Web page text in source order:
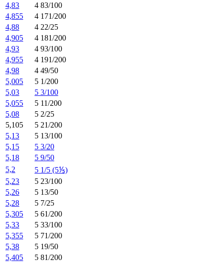
4,83
4 83/100
4,855
4 171/200
4,88
4 22/25
4,905
4 181/200
4,93
4 93/100
4,955
4 191/200
4,98
4 49/50
5,005
5 1/200
5,03
5 3/100
5,055
5 11/200
5,08
5 2/25
5,105
5 21/200
5,13
5 13/100
5,15
5 3/20
5,18
5 9/50
5,2
5 1/5 (5⅕)
5,23
5 23/100
5,26
5 13/50
5,28
5 7/25
5,305
5 61/200
5,33
5 33/100
5,355
5 71/200
5,38
5 19/50
5,405
5 81/200